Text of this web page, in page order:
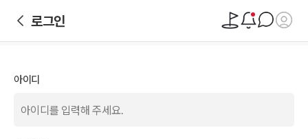
로그인
아이디